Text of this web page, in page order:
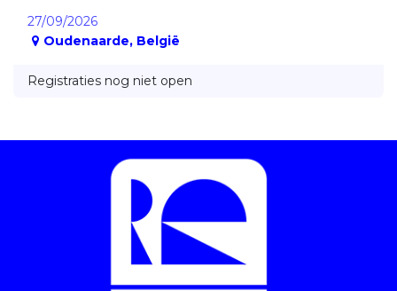
27/09/2026
Oudenaarde, België
Registraties nog niet open